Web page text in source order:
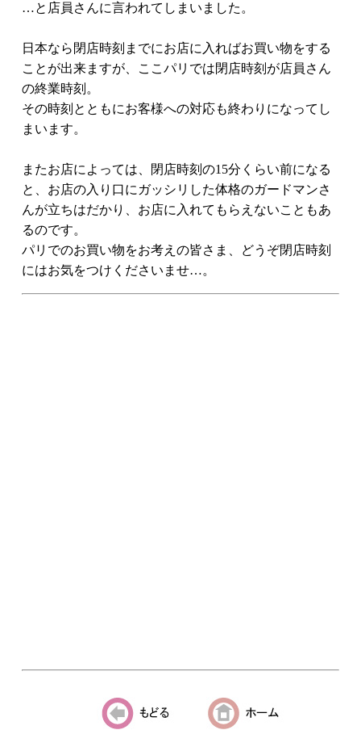
…と店員さんに言われてしまいました。
日本なら閉店時刻までにお店に入ればお買い物をする
ことが出来ますが、ここパリでは閉店時刻が店員さん
の終業時刻。
その時刻とともにお客様への対応も終わりになってし
まいます。
またお店によっては、閉店時刻の15分くらい前になる
と、お店の入り口にガッシリした体格のガードマンさ
んが立ちはだかり、お店に入れてもらえないこともあ
るのです。
パリでのお買い物をお考えの皆さま、どうぞ閉店時刻
にはお気をつけくださいませ…。